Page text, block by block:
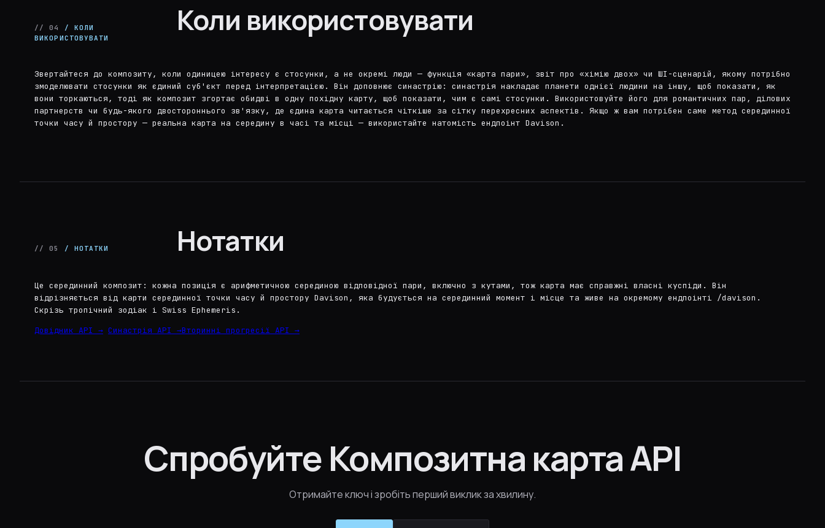
// 04
/ КОЛИ
ВИКОРИСТОВУВАТИ
Коли використовувати
Звертайтеся до композиту, коли одиницею інтересу є стосунки, а не окремі люди — функція «карта пари», звіт про «хімію двох» чи ШІ-сценарій, якому потрібно
змоделювати стосунки як єдиний суб'єкт перед інтерпретацією. Він доповнює синастрію: синастрія накладає планети однієї людини на іншу, щоб показати, як
вони торкаються, тоді як композит згортає обидві в одну похідну карту, щоб показати, чим є самі стосунки. Використовуйте його для романтичних пар, ділових
партнерств чи будь-якого двостороннього зв'язку, де єдина карта читається чіткіше за сітку перехресних аспектів. Якщо ж вам потрібен саме метод серединної
точки часу й простору — реальна карта на середину в часі та місці — використайте натомість ендпоінт Davison.
// 05 / НОТАТКИ Нотатки
Це серединний композит: кожна позиція є арифметичною серединою відповідної пари, включно з кутами, тож карта має справжні власні куспіди. Він
відрізняється від карти серединної точки часу й простору Davison, яка будується на серединний момент і місце та живе на окремому ендпоінті /davison.
Скрізь тропічний зодіак і Swiss Ephemeris.
Довідник API → Синастрія API →Вторинні прогресії API →
Спробуйте Композитна карта API
Отримайте ключ і зробіть перший виклик за хвилину.